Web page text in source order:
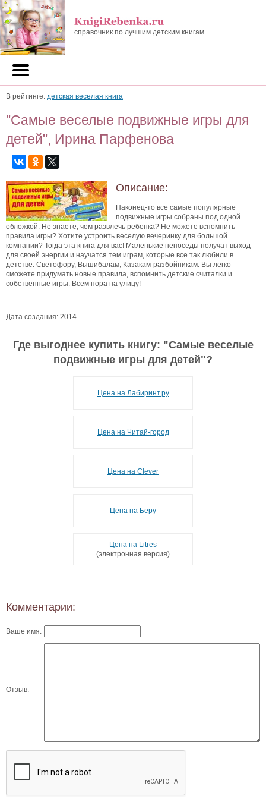
справочник по лучшим детским книгам
В рейтинге: детская веселая книга
"Самые веселые подвижные игры для
детей", Ирина Парфенова
Описание:
Наконец-то все самые популярные
подвижные игры собраны под одной
обложкой. Не знаете, чем развлечь ребенка? Не можете вспомнить
правила игры? Хотите устроить веселую вечеринку для большой
компании? Тогда эта книга для вас! Маленькие непоседы получат выход
для своей энергии и научатся тем играм, которые все так любили в
детстве: Светофору, Вышибалам, Казакам-разбойникам. Вы легко
сможете придумать новые правила, вспомнить детские считалки и
собственные игры. Всем пора на улицу!
Дата создания: 2014
Где выгоднее купить книгу: "Самые веселые
подвижные игры для детей"?
Цена на Лабиринт.ру
Цена на Читай-город
Цена на Clever
Цена на Беру
Цена на Litres
(электронная версия)
Комментарии:
Ваше имя:
Отзыв: